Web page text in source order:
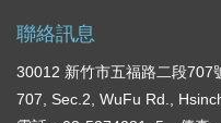
聯絡訊息
30012 新竹市五福路二段707
707, Sec.2, WuFu Rd.,